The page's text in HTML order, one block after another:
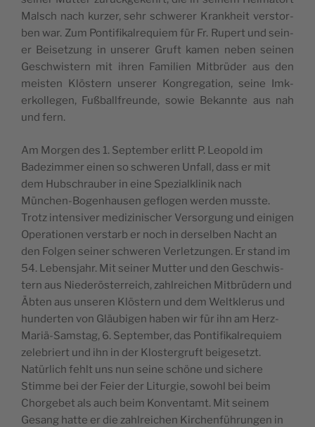
Tab)
Malsch nach kurz­er, sehr schw­er­er Krankheit ver­stor­
ben war. Zum Pon­tif­ikalre­quiem für Fr. Rupert und sein­
er Beiset­zung in unser­er Gruft kamen neben seinen
Geschwis­tern mit ihren Fam­i­lien Mit­brüder aus den
meis­ten Klöstern unser­er Kon­gre­ga­tion, seine Imk­
erkol­le­gen, Fußball­fre­unde, sowie Bekan­nte aus nah
und fern.
Am Mor­gen des 1. Sep­tem­ber erlitt P. Leopold im
Badez­im­mer einen so schw­eren Unfall, dass er mit
dem Hub­schrauber in eine Spezialk­linik nach
München-Bogen­hausen geflo­gen wer­den musste.
Trotz inten­siv­er medi­zinis­ch­er Ver­sorgung und eini­gen
Oper­a­tio­nen ver­starb er noch in der­sel­ben Nacht an
den Fol­gen sein­er schw­eren Ver­let­zun­gen. Er stand im
54. Leben­s­jahr. Mit sein­er Mut­ter und den Geschwis­
tern aus Niederöster­re­ich, zahlre­ichen Mit­brüdern und
Äbten aus unseren Klöstern und dem Weltk­lerus und
hun­derten von Gläu­bi­gen haben wir für ihn am Herz-
Mar­iä-Sam­stag, 6. Sep­tem­ber, das Pon­tif­ikalre­quiem
zele­bri­ert und ihn in der Kloster­gruft beigesetzt.
Natür­lich fehlt uns nun seine schöne und sichere
Stimme bei der Feier der Liturgie, sowohl bei beim
Chorge­bet als auch beim Kon­ven­tamt. Mit seinem
Gesang hat­te er die zahlre­ichen Kirchen­führun­gen in